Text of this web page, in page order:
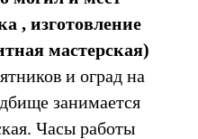
, изготовление
мастерская)
и оград на
занимается
Часы работы